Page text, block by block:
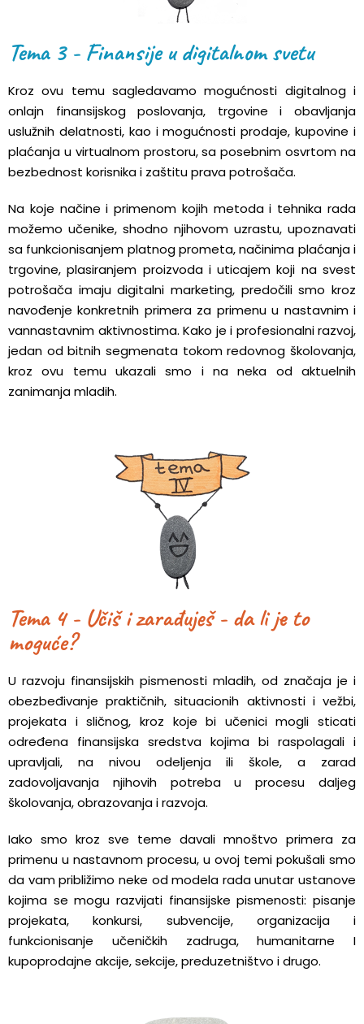
Tema 3 - Finansije u digitalnom svetu
Kroz ovu temu sagledavamo mogućnosti digitalnog i
onlajn finansijskog poslovanja, trgovine i obavljanja
uslužnih delatnosti, kao i mogućnosti prodaje, kupovine i
plaćanja u virtualnom prostoru, sa posebnim osvrtom na
bezbednost korisnika i zaštitu prava potrošača.
Na koje načine i primenom kojih metoda i tehnika rada
možemo učenike, shodno njihovom uzrastu, upoznavati
sa funkcionisanjem platnog prometa, načinima plaćanja i
trgovine, plasiranjem proizvoda i uticajem koji na svest
potrošača imaju digitalni marketing, predočili smo kroz
navođenje konkretnih primera za primenu u nastavnim i
vannastavnim aktivnostima. Kako je i profesionalni razvoj,
jedan od bitnih segmenata tokom redovnog školovanja,
kroz ovu temu ukazali smo i na neka od aktuelnih
zanimanja mladih.
Tema 4 - Učiš i zarađuješ - da li je to
moguće?
U razvoju finansijskih pismenosti mladih, od značaja je i
obezbeđivanje praktičnih, situacionih aktivnosti i vežbi,
projekata i sličnog, kroz koje bi učenici mogli sticati
određena finansijska sredstva kojima bi raspolagali i
upravljali, na nivou odeljenja ili škole, a zarad
zadovoljavanja njihovih potreba u procesu daljeg
školovanja, obrazovanja i razvoja.
Iako smo kroz sve teme davali mnoštvo primera za
primenu u nastavnom procesu, u ovoj temi pokušali smo
da vam približimo neke od modela rada unutar ustanove
kojima se mogu razvijati finansijske pismenosti: pisanje
projekata, konkursi, subvencije, organizacija i
funkcionisanje učeničkih zadruga, humanitarne I
kupoprodajne akcije, sekcije, preduzetništvo i drugo.